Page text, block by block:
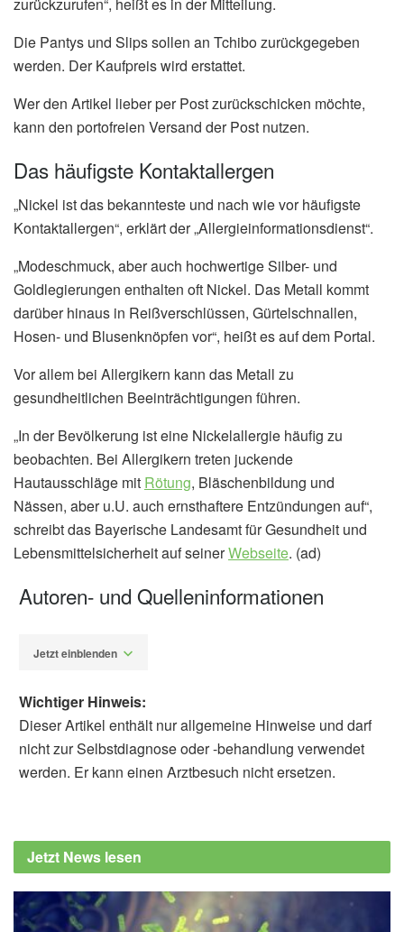
zurückzurufen“, heißt es in der Mitteilung.
Die Pantys und Slips sollen an Tchibo zurückgegeben
werden. Der Kaufpreis wird erstattet.
Wer den Artikel lieber per Post zurückschicken möchte,
kann den portofreien Versand der Post nutzen.
Das häufigste Kontaktallergen
„Nickel ist das bekannteste und nach wie vor häufigste
Kontaktallergen“, erklärt der „Allergieinformationsdienst“.
„Modeschmuck, aber auch hochwertige Silber- und
Goldlegierungen enthalten oft Nickel. Das Metall kommt
darüber hinaus in Reißverschlüssen, Gürtelschnallen,
Hosen- und Blusenknöpfen vor“, heißt es auf dem Portal.
Vor allem bei Allergikern kann das Metall zu
gesundheitlichen Beeinträchtigungen führen.
„In der Bevölkerung ist eine Nickelallergie häufig zu
beobachten. Bei Allergikern treten juckende
Hautausschläge mit Rötung, Bläschenbildung und
Nässen, aber u.U. auch ernsthaftere Entzündungen auf“,
schreibt das Bayerische Landesamt für Gesundheit und
Lebensmittelsicherheit auf seinerWebseite. (ad)
Autoren- und Quelleninformationen
Jetzt einblenden
(Abruf: 16.07.2019),Tchibo
Allergieinformationsdienst: Allergene in der
Kleidung, (Abruf: 16.07.2019)
Bayerisches Landesamt für Gesundheit und
Wichtiger Hinweis:
Dieser Artikel enthält nur allgemeine Hinweise und darf
nicht zur Selbstdiagnose oder -behandlung verwendet
werden. Er kann einen Arztbesuch nicht ersetzen.
Jetzt News lesen